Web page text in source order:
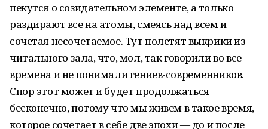
пекутся о созидательном элементе, а только
раздирают все на атомы, смеясь над всем и
сочетая несочетаемое. Тут полетят выкрики из
читального зала, что, мол, так говорили во все
времена и не понимали гениев-современников.
Спор этот может и будет продолжаться
бесконечно, потому что мы живем в такое время,
которое сочетает в себе две эпохи — до и после